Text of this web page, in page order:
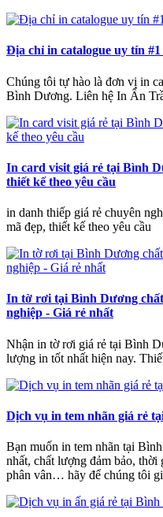
Địa chỉ in catalogue uy tín
Chúng tôi tự hào là đơn vị in
Bình Dương. Liên hệ In Ấn
In card visit giá rẻ tại Bình
thiết kế theo yêu cầu
in danh thiếp giá rẻ chuyên
mã đẹp, thiết kế theo yêu cầu
In tờ rơi tại Bình Dương
nghiệp - Giá rẻ nhất
Nhận in tờ rơi giá rẻ tại Bình
lượng in tốt nhất hiện nay.
Dịch vụ in tem nhãn giá rẻ
Bạn muốn in tem nhãn tại
nhất, chất lượng đảm bảo, thời
phân vân… hãy để chúng tôi